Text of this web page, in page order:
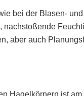
bei der Blasen-
aber auch
Hagelkörnern ist